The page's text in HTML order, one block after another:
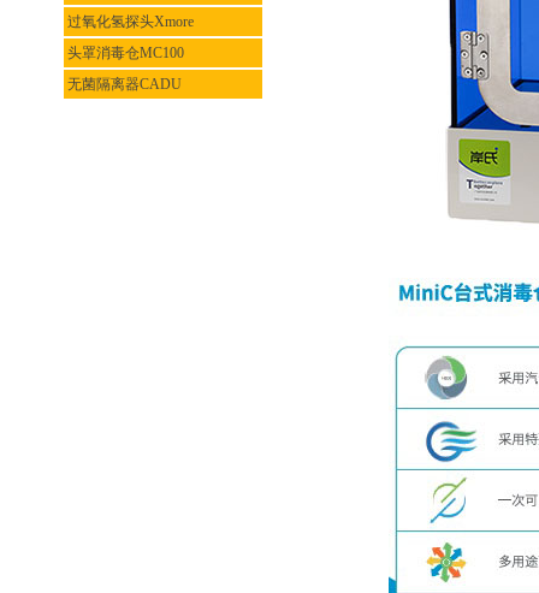
过氧化氢探头Xmore
头罩消毒仓MC100
无菌隔离器CADU